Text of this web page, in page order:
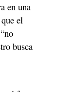
en una
el
busca